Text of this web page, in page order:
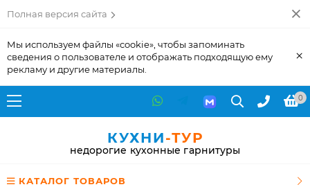
Полная версия сайта
Мы используем файлы «cookie», чтобы запоминать
сведения о пользователе и отображать подходящую ему
рекламу и другие материалы.
×
0
КУХНИ-ТУР
недорогие кухонные гарнитуры
КАТАЛОГ ТОВАРОВ